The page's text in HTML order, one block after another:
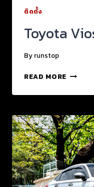
ติดตั้ง
Toyota
By runstop
READ MORE